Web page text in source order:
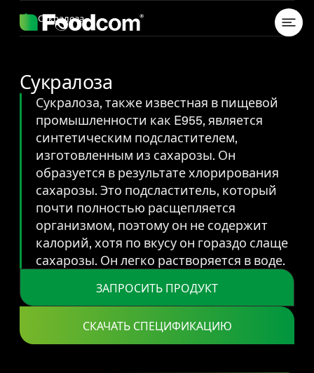
Сукралоза
Сукралоза
Сукралоза, также известная в пищевой
промышленности как E955, является
синтетическим подсластителем,
изготовленным из сахарозы. Он
образуется в результате хлорирования
сахарозы. Это подсластитель, который
почти полностью расщепляется
организмом, поэтому он не содержит
калорий, хотя по вкусу он гораздо слаще
сахарозы. Он легко растворяется в воде.
ЗАПРОСИТЬ ПРОДУКТ
СКАЧАТЬ СПЕЦИФИКАЦИЮ